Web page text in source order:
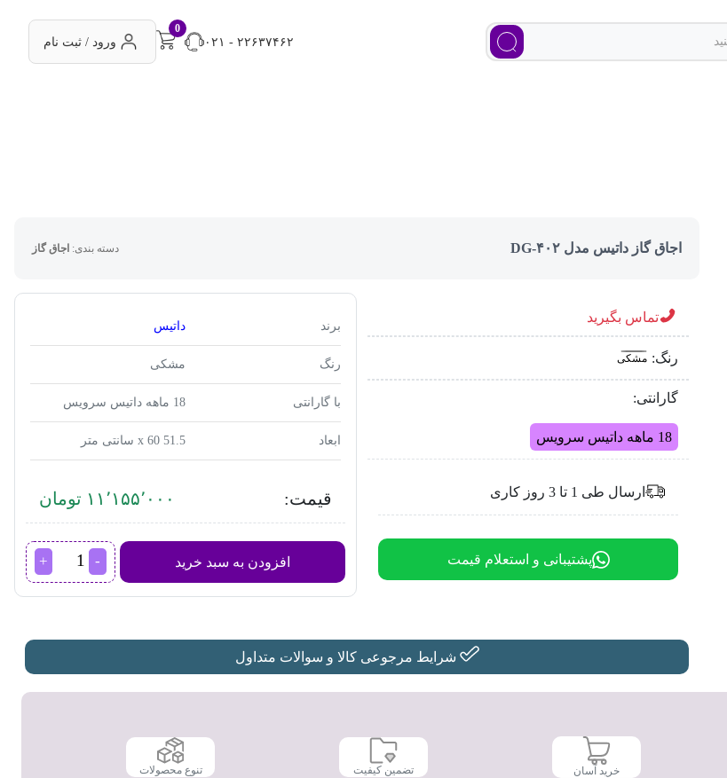
۰۲۱ - ۲۲۶۳۷۴۶۲
0
ورود / ثبت نام
اجاق گاز داتیس مدل DG-۴۰۲ دسته بندی: اجاق گاز
تماس بگیرید
رنگ: مشکی
گارانتی:
18 ماهه داتیس سرویس
ارسال طی 1 تا 3 روز کاری
پشتیبانی و استعلام قیمت
برند داتیس
رنگ مشکی
با گارانتی 18 ماهه داتیس سرویس
ابعاد 51.5 x 60 سانتی متر
قیمت: ۱۱٬۱۵۵٬۰۰۰ تومان
افزودن به سبد خرید
اجاق
گاز
عدد
شرایط مرجوعی کالا و سوالات متداول
خرید آسان تضمین کیفیت تنوع محصولات